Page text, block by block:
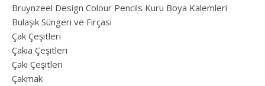
Bruynzeel Design Colour Pencils Kuru Boya Kalemleri
Bulaşık Süngeri ve Fırçası
Çak Çeşitleri
Çakia Çeşitleri
Çakı Çeşitleri
Çakmak